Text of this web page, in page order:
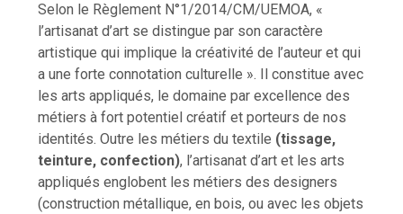
Selon le Règlement N°1/2014/CM/UEMOA, «
l’artisanat d’art se distingue par son caractère
artistique qui implique la créativité de l’auteur et qui
a une forte connotation culturelle ». Il constitue avec
les arts appliqués, le domaine par excellence des
métiers à fort potentiel créatif et porteurs de nos
identités. Outre les métiers du textile (tissage,
teinture, confection), l’artisanat d’art et les arts
appliqués englobent les métiers des designers
(construction métallique, en bois, ou avec les objets